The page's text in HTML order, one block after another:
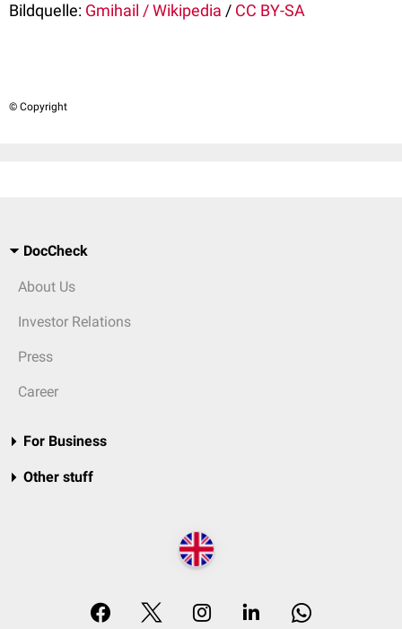
Bildquelle: Gmihail / Wikipedia / CC BY-SA
© Copyright
DocCheck
About Us
Investor Relations
Press
Career
For Business
Other stuff